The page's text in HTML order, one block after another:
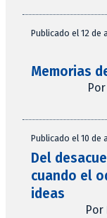
Publicado el 12 de
Memorias
Por
Publicado el 10 de
Del
cuando el
ideas
Por